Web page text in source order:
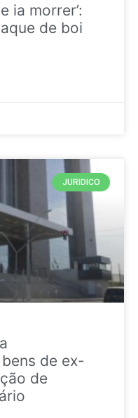
ia morrer’:
de boi
JURIDICO
de ex-
de